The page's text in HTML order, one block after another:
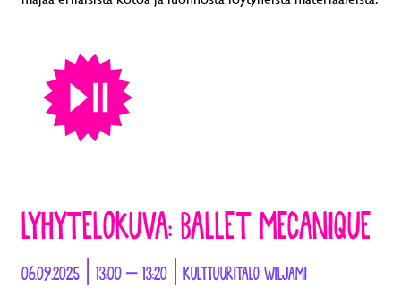
LYHYTELOKUVA: BALLET MECANIQUE
06.09.2025 | 13:00 – 13:20 | KULTTUURITALO WILJAMI